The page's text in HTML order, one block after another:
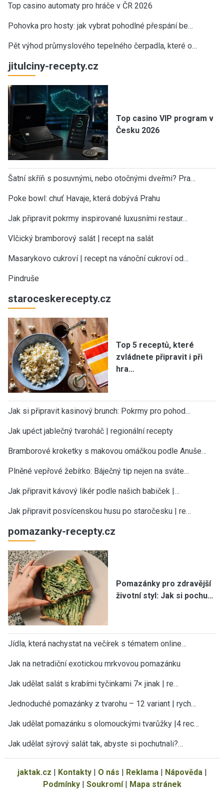
Top casino automaty pro hráče v ČR 2026
Pohovka pro hosty: jak vybrat pohodlné přespání be…
Pět výhod průmyslového tepelného čerpadla, které o…
jitulciny-recepty.cz
Top casino VIP program v
Česku 2026
Šatní skříň s posuvnými, nebo otočnými dveřmi? Pra…
Poke bowl: chuť Havaje, která dobývá Prahu
Jak připravit pokrmy inspirované luxusními restaur…
Vlčický bramborový salát | recept na salát
Masarykovo cukroví | recept na vánoční cukroví od…
Pindruše
staroceskerecepty.cz
Top 5 receptů, které
zvládnete připravit i při
hra…
Jak si připravit kasinový brunch: Pokrmy pro pohod…
Jak upéct jablečný tvaroháč | regionální recepty
Bramborové kroketky s makovou omáčkou podle Anuše…
Plněné vepřové žebírko: Báječný tip nejen na sváte…
Jak připravit kávový likér podle našich babiček |…
Jak připravit posvícenskou husu po staročesku | re…
pomazanky-recepty.cz
Pomazánky pro zdravější
životní styl: Jak si pochu…
Jídla, která nachystat na večírek s tématem online…
Jak na netradiční exotickou mrkvovou pomazánku
Jak udělat salát s krabími tyčinkami 7× jinak | re…
Jednoduché pomazánky z tvarohu – 12 variant | rych…
Jak udělat pomazánku s olomouckými tvarůžky |4 rec…
Jak udělat sýrový salát tak, abyste si pochutnali?…
jaktak.cz | Kontakty| O nás | Reklama | Nápověda |
Podmínky| Soukromí| Mapa stránek